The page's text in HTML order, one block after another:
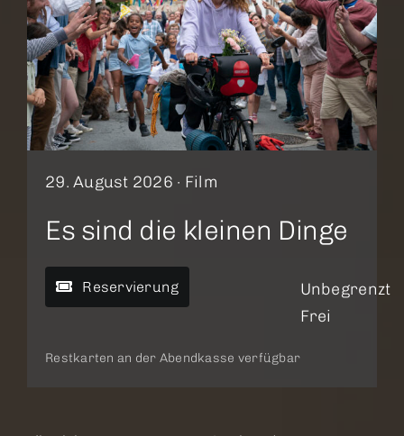
29. August 2026 · Film
Es sind die kleinen Dinge
Reservierung
Unbegrenzt
Frei
Restkarten an der Abendkasse verfügbar